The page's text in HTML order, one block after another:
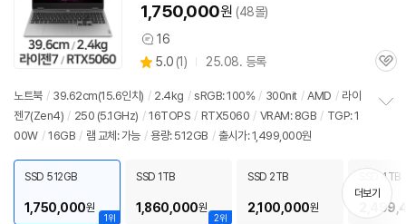
1,750,000원 (48몰)
상
품
견
16
별
점
5.0 (상
리
뷰
1) 25.08. 등록
관
노트북 / 39.62cm(15.6인치) / 2.4kg / sRGB: 100% / 300nit / AMD / 라이
젠7(Zen4) / 250 (5.1GHz) / 16TOPS / RTX5060 / VRAM: 8GB / TGP: 1
00W / 16GB / 램 교체: 가능 / 용량: 512GB / 출시가: 1,499,000원
치
기
1위
SSD 512GB
1,750,000원
2위
SSD 1TB
1,860,000원
SSD 2TB
2,100,000원
SSD 4TB
더보기